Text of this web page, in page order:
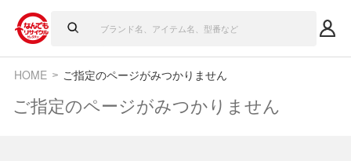
HOME ご指定のページがみつかりません
ご指定のページがみつかりません